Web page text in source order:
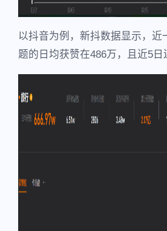
以抖音为例，新抖数据显示，近
题的日均获赞在486万，且近5日